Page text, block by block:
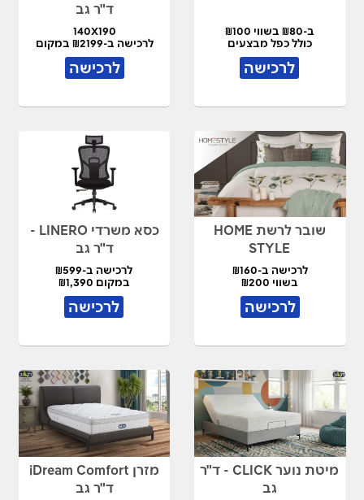
ב-₪80 בשווי ₪100
כולל כפל מבצעים
לרכישה
ד"ר גב
140X190
לרכישה ב-₪2199 במקום
₪4,490
לרכישה
שובר לרשת HOME
STYLE
לרכישה ב-₪160
בשווי ₪200
לרכישה
כסא משרדי LINERO -
ד"ר גב
לרכישה ב-₪599
במקום ₪1,390
לרכישה
מיטת נוער CLICK - ד"ר
גב
מזרן iDream Comfort
ד"ר גב